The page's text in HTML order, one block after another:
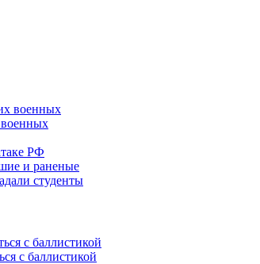
РФ
и раненые
студенты
с баллистикой